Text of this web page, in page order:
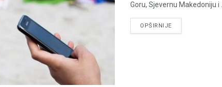
Goru, Sjevernu Makedoniju i ...
OPŠIRNIJEDETAILS